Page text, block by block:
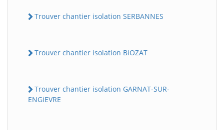
Trouver chantier isolation SERBANNES
Trouver chantier isolation BiOZAT
Trouver chantier isolation GARNAT-SUR-
ENGiEVRE